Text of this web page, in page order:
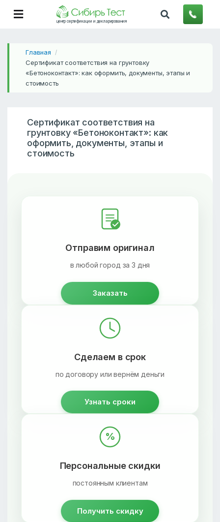
центр сертификации и декларирования
Главная /
Сертификат соответствия на грунтовку
«Бетоноконтакт»: как оформить, документы, этапы и
стоимость
Сертификат соответствия на
грунтовку «Бетоноконтакт»: как
оформить, документы, этапы и
стоимость
Отправим оригинал
в любой город за 3 дня
Заказать
Сделаем в срок
по договору или вернём деньги
Узнать сроки
%
Персональные скидки
постоянным клиентам
Получить скидку